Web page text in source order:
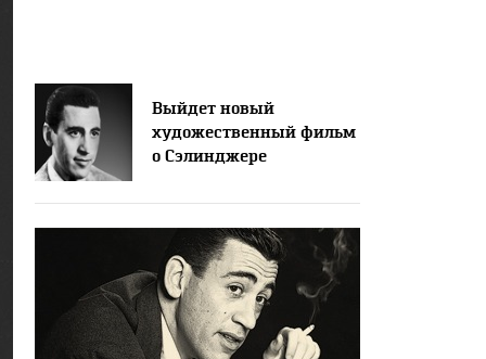
Выйдет новый
художественный фильм
о Сэлинджере